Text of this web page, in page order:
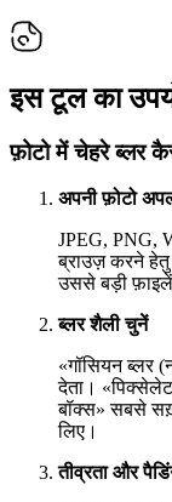
इस टूल का
फ़ोटो में चेहरे ब्लर
अपनी फ़ोटो
JPEG, PNG,
ब्राउज़ करने
उससे बड़ी फ़ाइलें
ब्लर शैली चुनें
«गॉसियन ब्लर
देता।
बॉक्स» सबसे
लिए।
तीव्रता और